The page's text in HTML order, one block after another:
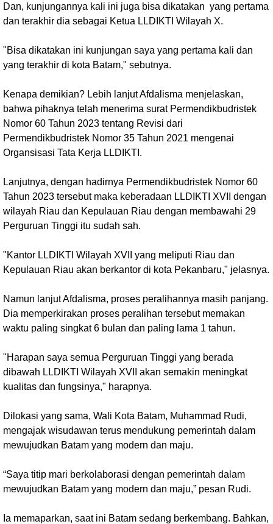
Dan, kunjungannya kali ini juga bisa dikatakan yang pertama
dan terakhir dia sebagai Ketua LLDIKTI Wilayah X.
"Bisa dikatakan ini kunjungan saya yang pertama kali dan
yang terakhir di kota Batam," sebutnya.
Kenapa demikian? Lebih lanjut Afdalisma menjelaskan,
bahwa pihaknya telah menerima surat Permendikbudristek
Nomor 60 Tahun 2023 tentang Revisi dari
Permendikbudristek Nomor 35 Tahun 2021 mengenai
Organsisasi Tata Kerja LLDIKTI.
Lanjutnya, dengan hadirnya Permendikbudristek Nomor 60
Tahun 2023 tersebut maka keberadaan LLDIKTI XVII dengan
wilayah Riau dan Kepulauan Riau dengan membawahi 29
Perguruan Tinggi itu sudah sah.
"Kantor LLDIKTI Wilayah XVII yang meliputi Riau dan
Kepulauan Riau akan berkantor di kota Pekanbaru," jelasnya.
Namun lanjut Afdalisma, proses peralihannya masih panjang.
Dia memperkirakan proses peralihan tersebut memakan
waktu paling singkat 6 bulan dan paling lama 1 tahun.
"Harapan saya semua Perguruan Tinggi yang berada
dibawah LLDIKTI Wilayah XVII akan semakin meningkat
kualitas dan fungsinya," harapnya.
Dilokasi yang sama, Wali Kota Batam, Muhammad Rudi,
mengajak wisudawan terus mendukung pemerintah dalam
mewujudkan Batam yang modern dan maju.
“Saya titip mari berkolaborasi dengan pemerintah dalam
mewujudkan Batam yang modern dan maju,” pesan Rudi.
Ia memaparkan, saat ini Batam sedang berkembang. Bahkan,